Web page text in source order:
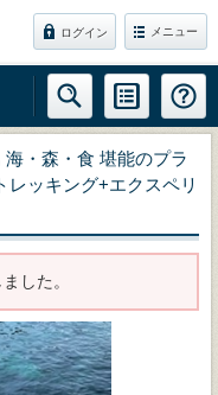
ログイン メニュー
・森・食 堪能のプラ
ッキング+エクスペリ
した。